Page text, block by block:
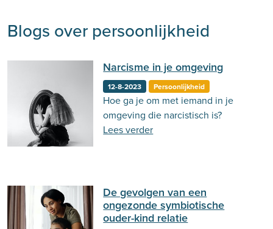
Verslaving
Zingeving
Persoonlijkheid
Sport Hechting
Welzijn
Behandeling
Actueel
Stemming
Blogs over persoonlijkheid
Narcisme in je omgeving
12-8-2023 Persoonlijkheid
Hoe ga je om met iemand in je
omgeving die narcistisch is?
Lees verder
De gevolgen van een
ongezonde symbiotische
ouder-kind relatie